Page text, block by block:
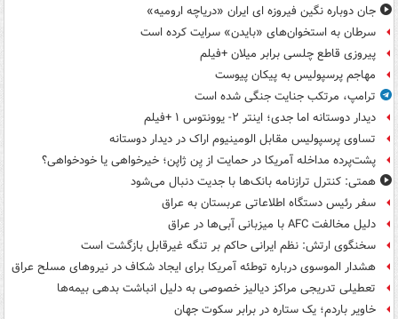
جان دوباره نگین فیروزه ای ایران «دریاچه ارومیه»
سرطان به استخوان‌های «بایدن» سرایت کرده است
پیروزی قاطع چلسی برابر میلان +فیلم
مهاجم پرسپولیس به پیکان پیوست
ترامپ، مرتکب جنایت جنگی شده است
دیدار دوستانه اما جدی؛ اینتر ۲- یوونتوس ۱ +فیلم
تساوی پرسپولیس مقابل الومینیوم اراک در دیدار دوستانه
پشت‌پرده مداخله آمریکا در حمایت از یِن ژاپن؛ خیرخواهی یا خودخواهی؟
همتی: کنترل ترازنامه بانک‌ها با جدیت دنبال می‌شود
سفر رئیس دستگاه اطلاعاتی عربستان به عراق
دلیل مخالفت AFC با میزبانی آبی‌ها در عراق
سخنگوی ارتش: نظم ایرانی حاکم بر تنگه غیرقابل بازگشت است
هشدار الموسوی درباره توطئه آمریکا برای ایجاد شکاف در نیروهای مسلح عراق
تعطیلی تدریجی مراکز دیالیز خصوصی به دلیل انباشت بدهی بیمه‌ها
خاویر باردم؛ یک ستاره در برابر سکوت جهان